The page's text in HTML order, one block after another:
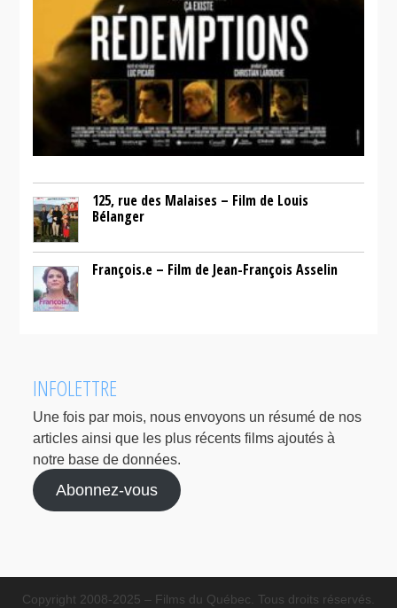
125, rue des Malaises – Film de Louis
Bélanger
François.e – Film de Jean-François Asselin
INFOLETTRE
Une fois par mois, nous envoyons un résumé de nos
articles ainsi que les plus récents films ajoutés à
notre base de données.
Abonnez-vous
Copyright 2008-2025 – Films du Québec. Tous droits réservés.